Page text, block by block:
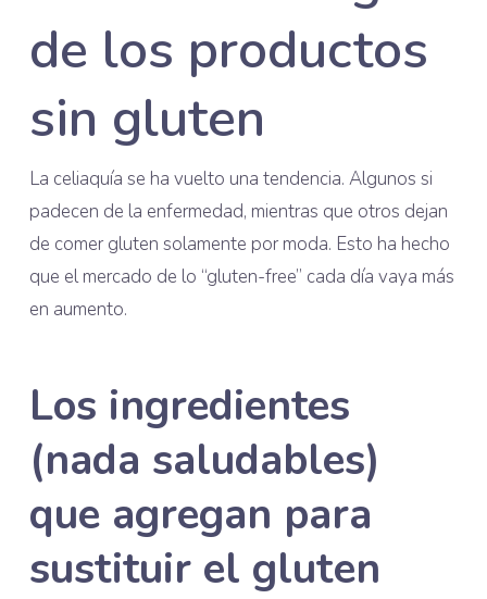
de los productos
sin gluten
La celiaquía se ha vuelto una tendencia. Algunos si
padecen de la enfermedad, mientras que otros dejan
de comer gluten solamente por moda. Esto ha hecho
que el mercado de lo “gluten-free” cada día vaya más
en aumento.
Los ingredientes
(nada saludables)
que agregan para
sustituir el gluten